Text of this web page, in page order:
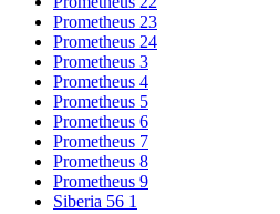
Prometheus 23
Prometheus 24
Prometheus 3
Prometheus 4
Prometheus 5
Prometheus 6
Prometheus 7
Prometheus 8
Prometheus 9
Siberia 56 1